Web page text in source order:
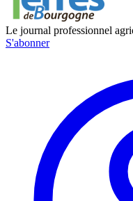
Le journal professionnel
S'abonner